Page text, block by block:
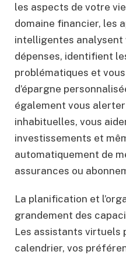
les aspects de votre
domaine financier, les
intelligentes analysent
dépenses, identifient
problématiques et
d’épargne
également vous
inhabituelles, vous
investissements et
automatiquement de
assurances ou
La planification et
grandement des
Les assistants virtuels
calendrier, vos